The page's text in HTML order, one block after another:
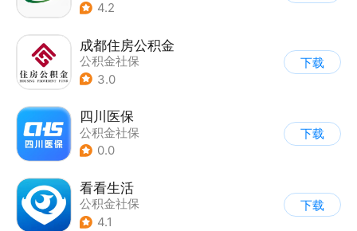
4.2
成都住房公积金
公积金社保
3.0
下载
四川医保
公积金社保
0.0
下载
看看生活
公积金社保
4.1
下载